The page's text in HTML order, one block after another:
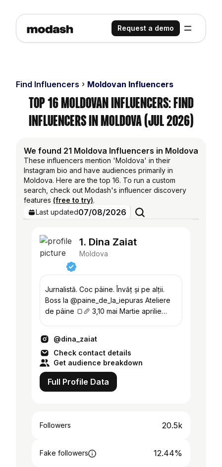
Request a demo
Find Influencers Moldovan Influencers
Top 16 Moldovan Influencers: Find
Influencers in Moldova (Jul 2026)
We found 21 Moldova Influencers in Moldova
These influencers mention 'Moldova' in their
Instagram bio and have audiences primarily in
Moldova. Here are the top 16. To run a custom
search, check out Modash's influencer discovery
features (free to try).
Last updated07/08/2026
1. Dina Zaiat
Moldova
Jurnalistă. Coc pâine. Învăț și pe alții.
Boss la @paine_de_la_iepuras Ateliere
de pâine 🍞🥖 3,10 mai Martie aprilie
@dina_zaiat
Check contact details
Get audience breakdown
Full Profile Data
Followers 20.5k
Fake followers 12.44%